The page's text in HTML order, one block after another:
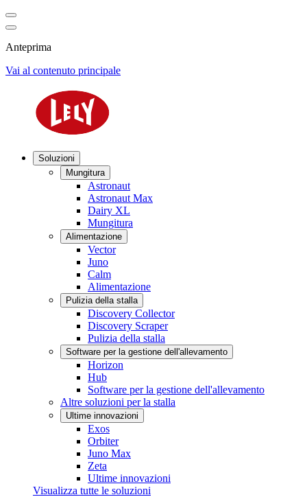
Anteprima
Vai al contenuto principale
Soluzioni
Mungitura
Astronaut
Astronaut Max
Dairy XL
Mungitura
Alimentazione
Vector
Juno
Calm
Alimentazione
Pulizia della stalla
Discovery Collector
Discovery Scraper
Pulizia della stalla
Software per la gestione dell'allevamento
Horizon
Hub
Software per la gestione dell'allevamento
Altre soluzioni per la stalla
Ultime innovazioni
Exos
Orbiter
Juno Max
Zeta
Ultime innovazioni
Visualizza tutte le soluzioni